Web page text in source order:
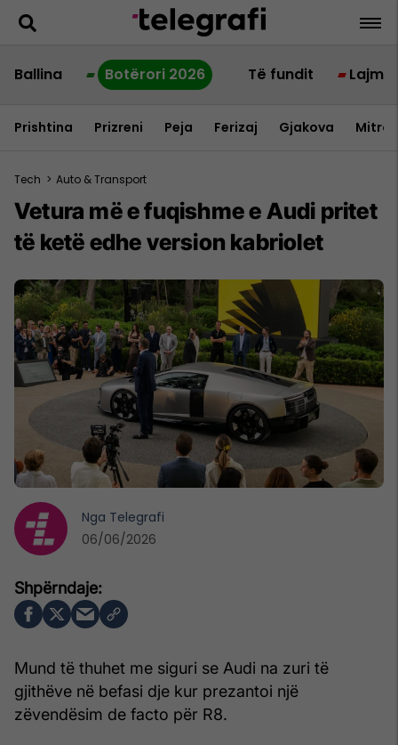
Ballina Botërori 2026 Të fundit Lajme
Prishtina Prizreni Peja Ferizaj Gjakova
Tech > Auto & Transport
Vetura më e fuqishme e Audi pritet
të ketë edhe version kabriolet
Mund të thuhet me siguri se Audi na zuri të
gjithëve në befasi dje kur prezantoi një
zëvendësim de facto për R8.
Nga Telegrafi
06/06/2026